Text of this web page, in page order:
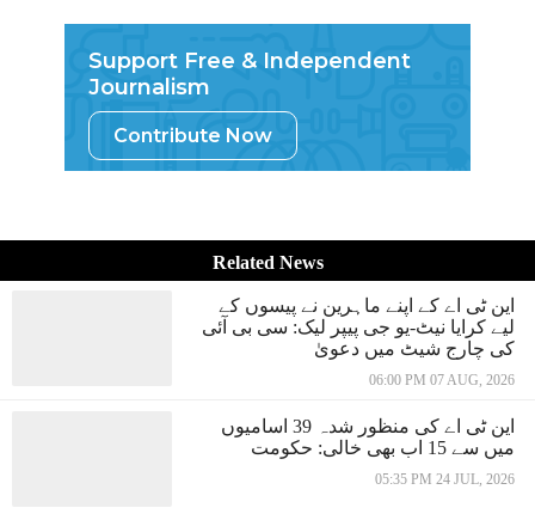
Support Free & Independent
Journalism
Contribute Now
Related News
این ٹی اے کے اپنے ماہرین نے پیسوں کے
لیے کرایا نیٹ-یو جی پیپر لیک: سی بی آئی
کی چارج شیٹ میں دعویٰ
06:00 PM 07 AUG, 2026
این ٹی اے کی منظور شدہ 39 اسامیوں
میں سے 15 اب بھی خالی: حکومت
05:35 PM 24 JUL, 2026